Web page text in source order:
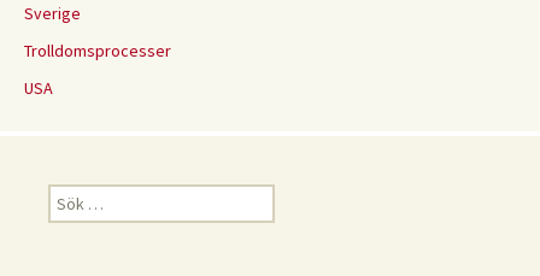
Sverige
Trolldomsprocesser
USA
Sök
efter: